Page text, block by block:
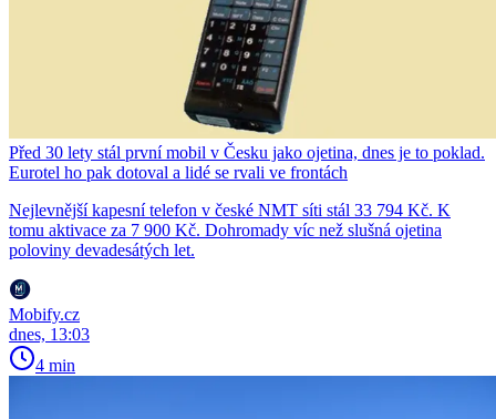
Před 30 lety stál první mobil v Česku jako ojetina, dnes je to poklad.
Eurotel ho pak dotoval a lidé se rvali ve frontách
Nejlevnější kapesní telefon v české NMT síti stál 33 794 Kč. K
tomu aktivace za 7 900 Kč. Dohromady víc než slušná ojetina
poloviny devadesátých let.
Mobify.cz
dnes, 13:03
4 min